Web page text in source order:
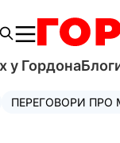
у Гордона
ПЕРЕГОВОРИ ПРО